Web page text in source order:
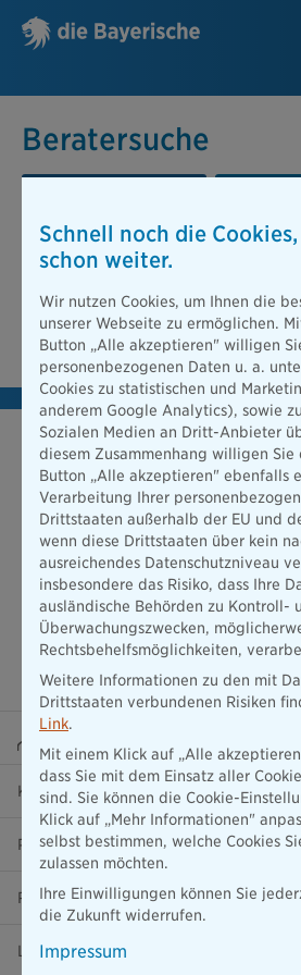
Beratersuche
Beratersuche
PLZ oder Ort
Berater finden
Karriere
Presse
Ratgeber
Lob & Kritik
Schnell noch die
schon weiter.
Wir nutzen Cookies, um Ihnen die
unserer Webseite zu ermöglichen.
Button „Alle akzeptieren" willigen
personenbezogenen Daten u. a.
Cookies zu statistischen und
anderem Google Analytics), sowie
Sozialen Medien an Dritt-Anbieter
diesem Zusammenhang willigen Sie
Button „Alle akzeptieren" ebenfalls
Verarbeitung Ihrer
Drittstaaten außerhalb der EU und
wenn diese Drittstaaten über kein
ausreichendes Datenschutzniveau
insbesondere das Risiko, dass Ihre
ausländische Behörden zu Kontroll-
Überwachungszwecken,
Rechtsbehelfsmöglichkeiten,
Weitere Informationen zu den mit
Drittstaaten verbundenen Risiken
Link.
Mit einem Klick auf „Alle
dass Sie mit dem Einsatz aller
sind. Sie können die Cookie-
Klick auf „Mehr Informationen"
selbst bestimmen, welche Cookies
zulassen möchten.
Ihre Einwilligungen können Sie
die Zukunft widerrufen.
Impressum